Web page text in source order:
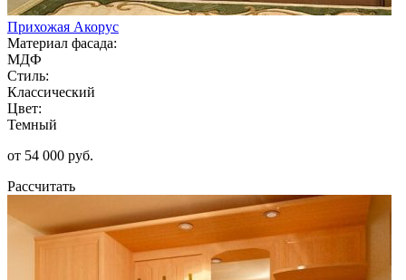
Прихожая Акорус
Материал фасада:
МДФ
Стиль:
Классический
Цвет:
Темный
от 54 000 руб.
Рассчитать